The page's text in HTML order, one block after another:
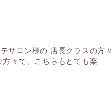
サロン様の 店長クラスの方
々で、こちらもとても楽